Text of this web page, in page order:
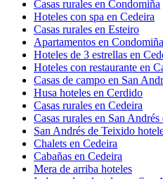
Casas rurales en Condomiña
Hoteles con spa en Cedeira
Casas rurales en Esteiro
Apartamentos en Condomiña
Hoteles de 3 estrellas en
Hoteles con restaurante en
Casas de campo en San
Husa hoteles en Cerdido
Casas rurales en Cedeira
Casas rurales en San
San Andrés de Teixido
Chalets en Cedeira
Cabañas en Cedeira
Mera de arriba hoteles